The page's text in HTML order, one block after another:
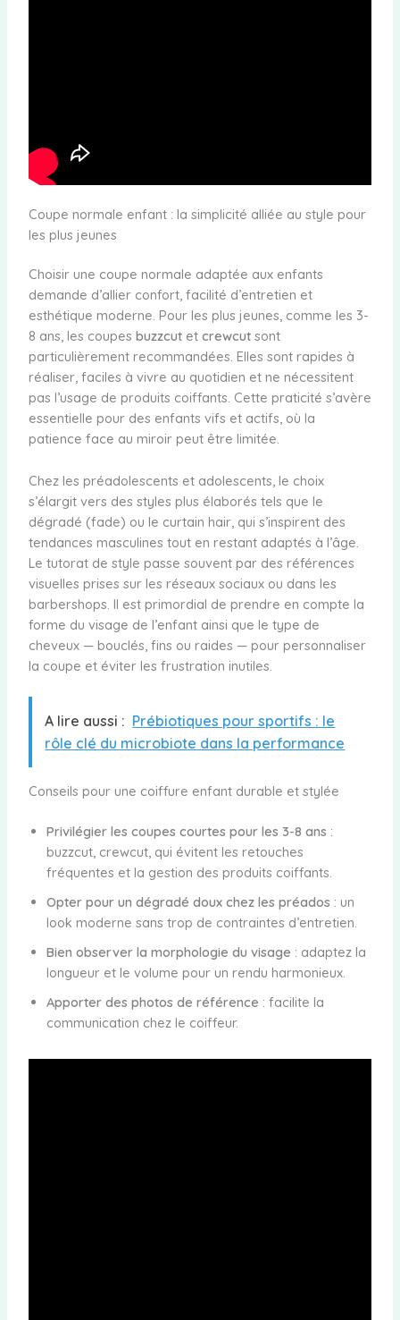
Coupe normale enfant : la simplicité alliée au style pour
les plus jeunes
Choisir une coupe normale adaptée aux enfants
demande d’allier confort, facilité d’entretien et
esthétique moderne. Pour les plus jeunes, comme les 3-
8 ans, les coupes buzzcutet crewcutsont
particulièrement recommandées. Elles sont rapides à
réaliser, faciles à vivre au quotidien et ne nécessitent
pas l’usage de produits coiffants. Cette praticité s’avère
essentielle pour des enfants vifs et actifs, où la
patience face au miroir peut être limitée.
Chez les préadolescents et adolescents, le choix
s’élargit vers des styles plus élaborés tels que le
dégradé (fade) ou le curtain hair, qui s’inspirent des
tendances masculines tout en restant adaptés à l’âge.
Le tutorat de style passe souvent par des références
visuelles prises sur les réseaux sociaux ou dans les
barbershops. Il est primordial de prendre en compte la
forme du visage de l’enfant ainsi que le type de
cheveux — bouclés, fins ou raides — pour personnaliser
la coupe et éviter les frustration inutiles.
A lire aussi : Prébiotiques pour sportifs : le
rôle clé du microbiote dans la performance
Conseils pour une coiffure enfant durable et stylée
Privilégier les coupes courtes pour les 3-8 ans :
buzzcut, crewcut, qui évitent les retouches
fréquentes et la gestion des produits coiffants.
Opter pour un dégradé doux chez les préados : un
look moderne sans trop de contraintes d’entretien.
Bien observer la morphologie du visage : adaptez la
longueur et le volume pour un rendu harmonieux.
Apporter des photos de référence : facilite la
communication chez le coiffeur.